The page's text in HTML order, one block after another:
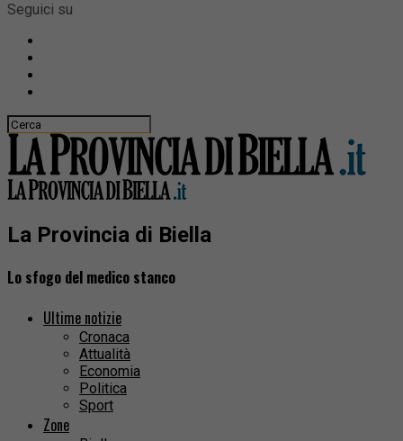
Seguici su
La Provincia di Biella
Lo sfogo del medico stanco
Ultime notizie
Cronaca
Attualità
Economia
Politica
Sport
Zone